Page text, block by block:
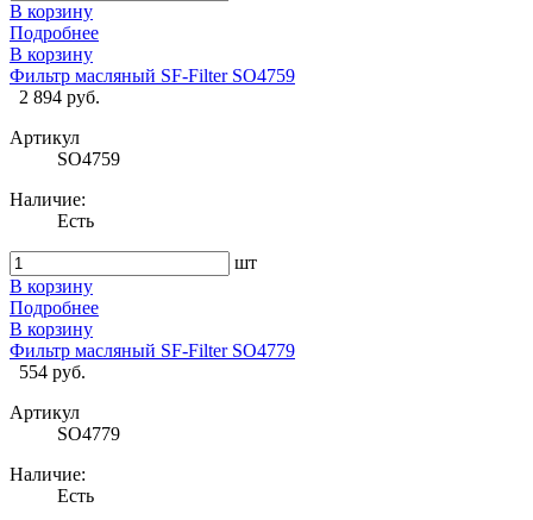
В корзину
Подробнее
В корзину
Фильтр масляный SF-Filter SO4759
2 894 руб.
Артикул
SO4759
Наличие:
Есть
шт
В корзину
Подробнее
В корзину
Фильтр масляный SF-Filter SO4779
554 руб.
Артикул
SO4779
Наличие:
Есть